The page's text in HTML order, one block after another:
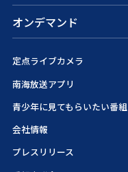
オンデマンド
定点ライブカメラ
南海放送アプリ
青少年に見てもらいたい番組
会社情報
プレスリリース